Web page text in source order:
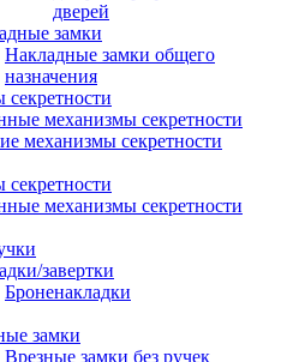
дверей
замки
Накладные замки общего
назначения
механизмы секретности
механизмы секретности
механизмы секретности
завертки
Броненакладки
замки
Врезные замки без ручек